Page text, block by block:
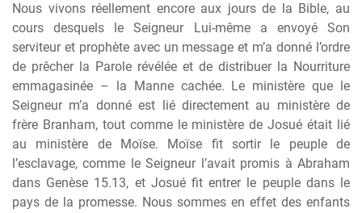
Nous vivons réellement encore aux jours de la Bible, au
cours desquels le Seigneur Lui-même a envoyé Son
serviteur et prophète avec un message et m’a donné l’ordre
de prêcher la Parole révélée et de distribuer la Nourriture
emmagasinée – la Manne cachée. Le ministère que le
Seigneur m’a donné est lié directement au ministère de
frère Branham, tout comme le ministère de Josué était lié
au ministère de Moïse. Moïse fit sortir le peuple de
l’esclavage, comme le Seigneur l’avait promis à Abraham
dans Genèse 15.13, et Josué fit entrer le peuple dans le
pays de la promesse. Nous sommes en effet des enfants